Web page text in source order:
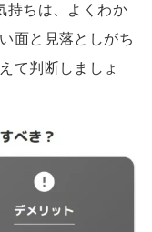
持ちは、よくわか
面と見落としがち
て判断しましょ